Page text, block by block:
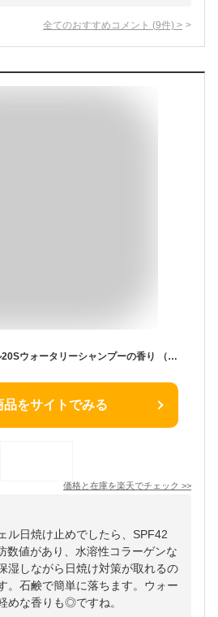
全てのおすすめコメント (9件) >
アクアシャボン UVジェル20Sウォータリーシャンプーの香り （日焼け止め） 90g
品をサイトでみる
価格と在庫を楽天でチェック >>
ル日焼け止めでしたら、SPF42
数値があり、水溶性コラーゲンな
湿しながら日焼け対策が取れるの
。石鹸で簡単に落ちます。ウォー
めな香りも◎ですね。